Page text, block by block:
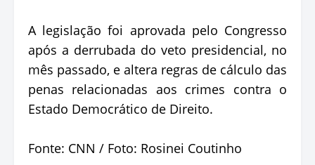
A legislação foi aprovada pelo Congresso
após a derrubada do veto presidencial, no
mês passado, e altera regras de cálculo das
penas relacionadas aos crimes contra o
Estado Democrático de Direito.
Fonte: CNN / Foto: Rosinei Coutinho